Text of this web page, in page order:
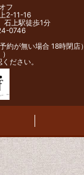
フ
2-11-16
上駅徒歩1分
0746
約が無い場合 18時閉店）
ださい。